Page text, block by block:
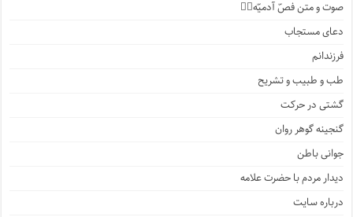
صوت و متن فصّ آدمیّه۱️⃣
دعای مستجاب
فرزندانم
طب و طبیب و تشریح
گشتی در حرکت
گنجینه گوهر روان
جوانی باطن
دیدار مردم با حضرت علامه
درباره سایت